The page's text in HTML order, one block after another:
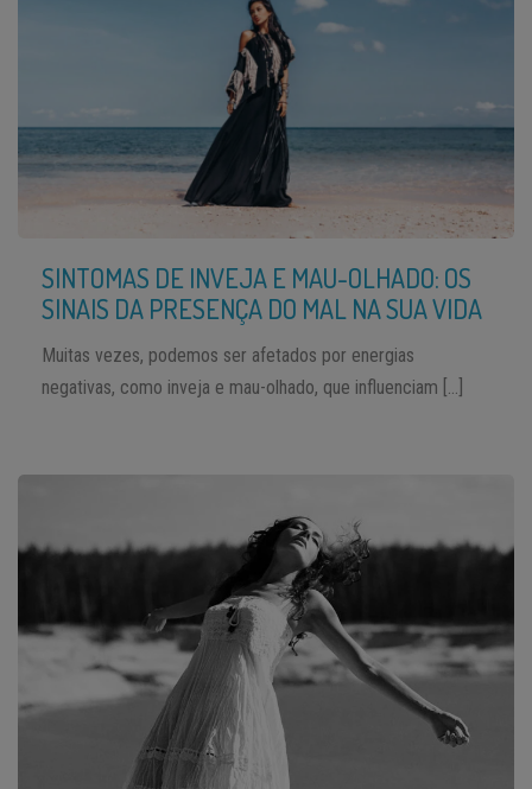
SINTOMAS DE INVEJA E MAU-OLHADO: OS
SINAIS DA PRESENÇA DO MAL NA SUA VIDA
Muitas vezes, podemos ser afetados por energias
negativas, como inveja e mau-olhado, que influenciam […]